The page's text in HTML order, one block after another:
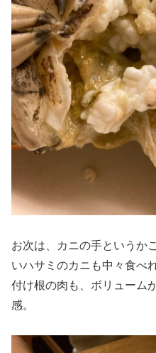
お次は、カニの手というか
いハサミのカニも中々食べ
付け根の肉も、ボリューム
感。